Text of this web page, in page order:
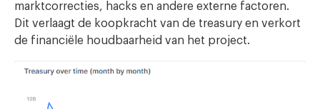
marktcorrecties, hacks en andere externe factoren.
Dit verlaagt de koopkracht van de treasury en verkort
de financiële houdbaarheid van het project.